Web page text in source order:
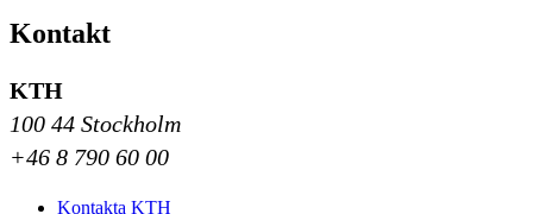
Kontakt
KTH
100 44 Stockholm
+46 8 790 60 00
Kontakta KTH